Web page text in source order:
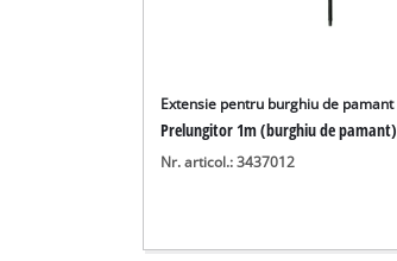
Extensie pentru burghiu de pamant
Prelungitor 1m (burghiu de pamant)
Nr. articol.: 3437012